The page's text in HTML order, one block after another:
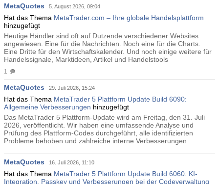
Wei Sun
MetaQuotes 5. August 2026, 09:04
Hat das Thema MetaTrader.com – Ihre globale Handelsplattform
hinzugefügt
Heutige Händler sind oft auf Dutzende verschiedener Websites
angewiesen. Eine für die Nachrichten. Noch eine für die Charts.
Eine Dritte für den Wirtschaftskalender. Und noch einige weitere für
Handelssignale, Marktideen, Artikel und Handelstools
1
MetaQuotes 29. Juli 2026, 15:24
Hat das Thema MetaTrader 5 Plattform Update Build 6090:
Allgemeine Verbesserungen hinzugefügt
Das MetaTrader 5 Plattform-Update wird am Freitag, den 31. Juli
2026, veröffentlicht. Wir haben eine umfassende Analyse und
Prüfung des Plattform-Codes durchgeführt, alle identifizierten
Probleme behoben und zahlreiche interne Verbesserungen
MetaQuotes 16. Juli 2026, 11:10
Hat das Thema MetaTrader 5 Plattform Update Build 6060: KI-
Integration, Passkey und Verbesserungen bei der Codeverwaltung